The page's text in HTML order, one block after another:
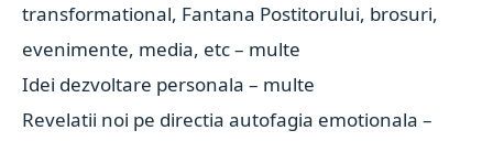
transformational, Fantana Postitorului, brosuri,
evenimente, media, etc – multe
Idei dezvoltare personala – multe
Revelatii noi pe directia autofagia emotionala –